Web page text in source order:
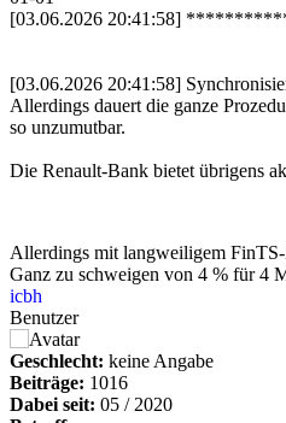
[03.06.2026 20:41:58]
[03.06.2026 20:41:58]
Allerdings dauert die ganze
so unzumutbar.
Die Renault-Bank bietet übrigens
Allerdings mit langweiligem
Ganz zu schweigen von 4 % für 4
icbh
Benutzer
Geschlecht: keine Angabe
Beiträge: 1016
Dabei seit: 05 / 2020